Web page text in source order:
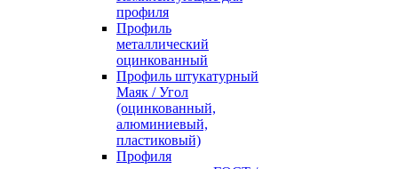
профиля
Профиль
металлический
оцинкованный
Профиль штукатурный
Маяк / Угол
(оцинкованный,
алюминиевый,
пластиковый)
Профиля